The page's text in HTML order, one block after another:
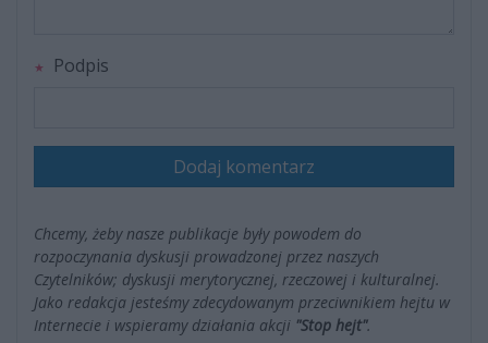
Podpis
Dodaj komentarz
Chcemy, żeby nasze publikacje były powodem do
rozpoczynania dyskusji prowadzonej przez naszych
Czytelników; dyskusji merytorycznej, rzeczowej i kulturalnej.
Jako redakcja jesteśmy zdecydowanym przeciwnikiem hejtu w
Internecie i wspieramy działania akcji "Stop hejt".